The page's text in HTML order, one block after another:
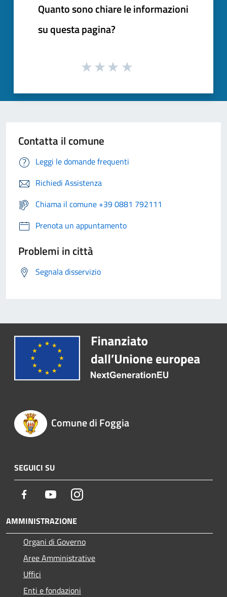
Quanto sono chiare le informazioni
su questa pagina?
Contatta il comune
Leggi le domande frequenti
Richiedi Assistenza
Chiama il comune +39 0881 792111
Prenota un appuntamento
Problemi in città
Segnala disservizio
Comune di Foggia
SEGUICI SU
Facebook YoutubeInstagram
AMMINISTRAZIONE
Organi di Governo
Aree Amministrative
Uffici
Enti e fondazioni